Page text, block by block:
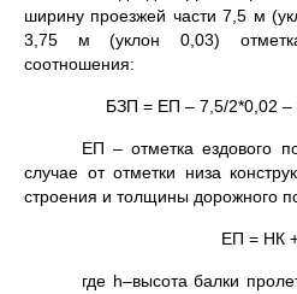
ширину проезжей части 7,5 м
3,75 м (уклон 0,03)
соотношения:
БЗП = ЕП – 7,5/2*0,02 –
ЕП – отметка ездового
случае от отметки низа
строения и толщины дорожного
ЕП = НК
где h–высота балки